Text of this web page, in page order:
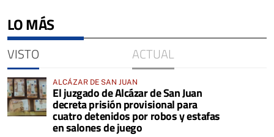
LO MÁS
VISTO ACTUAL
ALCÁZAR DE SAN JUAN
El juzgado de Alcázar de San Juan
decreta prisión provisional para
cuatro detenidos por robos y estafas
en salones de juego